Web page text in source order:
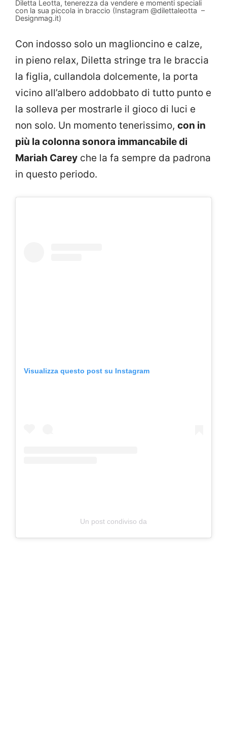
Diletta Leotta, tenerezza da vendere e momenti speciali
con la sua piccola in braccio (Instagram @dilettaleotta –
Designmag.it)
Con indosso solo un maglioncino e calze,
in pieno relax, Diletta stringe tra le braccia
la figlia, cullandola dolcemente, la porta
vicino all’albero addobbato di tutto punto e
la solleva per mostrarle il gioco di luci e
non solo. Un momento tenerissimo, con in
più la colonna sonora immancabile di
Mariah Carey che la fa sempre da padrona
in questo periodo.
Visualizza questo post su Instagram
Un post condiviso da